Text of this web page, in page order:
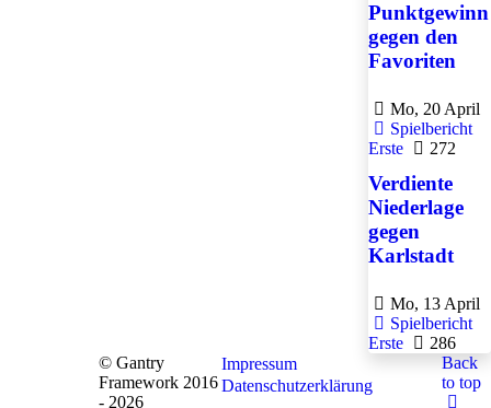
Punktgewinn
gegen den
Favoriten
Mo, 20 April
Spielbericht
Erste
272
Verdiente
Niederlage
gegen
Karlstadt
Mo, 13 April
Spielbericht
Erste
286
© Gantry
Framework 2016
- 2026
Impressum
Datenschutzerklärung
Back
to top